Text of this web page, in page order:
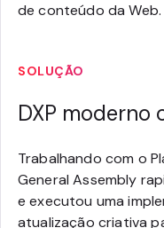
de conteúdo da Web.
SOLUÇÃO
DXP moderno
Trabalhando com o
General Assembly
e executou uma
atualização criativa